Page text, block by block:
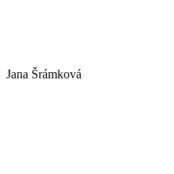
Jana Šrámková